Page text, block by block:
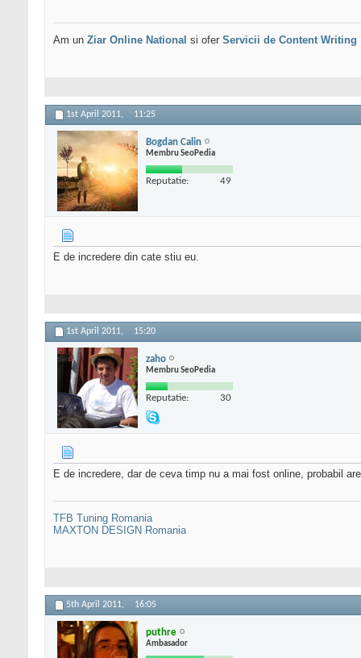
Am un Ziar Online National si ofer Servicii de Content Writing
1st April 2011, 11:25
Bogdan Calin
Membru SeoPedia
Reputatie: 49
E de incredere din cate stiu eu.
1st April 2011, 15:20
zaho
Membru SeoPedia
Reputatie: 30
E de incredere, dar de ceva timp nu a mai fost online, probabil
TFB Tuning Romania
MAXTON DESIGN Romania
5th April 2011, 16:05
puthre
Ambasador